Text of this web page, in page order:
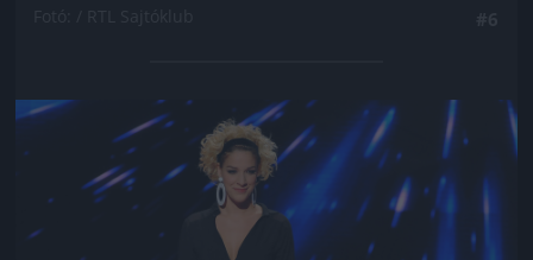
Jön még kép!